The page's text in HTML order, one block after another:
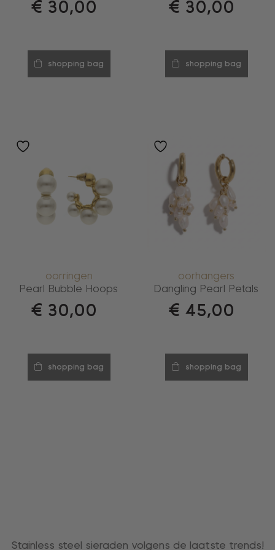
€ 30,00
shopping bag
€ 30,00
shopping bag
oorringen
Pearl Bubble Hoops
€ 30,00
shopping bag
oorhangers
Dangling Pearl Petals
€ 45,00
shopping bag
Stainless steel sieraden volgens de laatste trends!